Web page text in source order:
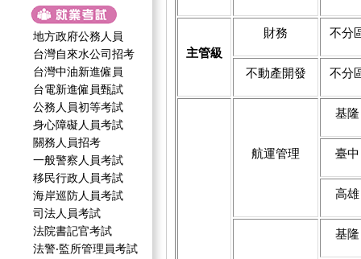
地方政府公務人員
台灣自來水公司招考
台灣中油新進僱員
台電新進僱員甄試
公務人員初等考試
身心障礙人員考試
關務人員招考
一般警察人員考試
移民行政人員考試
海岸巡防人員考試
司法人員考試
法院書記官考試
法警‧監所管理員考試
主管級
財務 不分
不動產開發 不分
航運管理
基隆
臺中
高雄
基隆